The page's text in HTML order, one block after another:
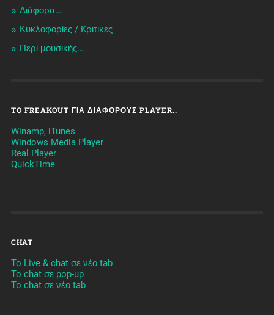
Διάφορα…
Κυκλοφορίες / Kριτικές
Περί μουσικής…
TO FREAKOUT ΓΙΑ ΔΙΆΦΟΡΟΥΣ PLAYER..
Winamp, iTunes
Windows Media Player
Real Player
QuickTime
CHAT
To Live & chat σε νέο tab
To chat σε pop-up
To chat σε νέο tab